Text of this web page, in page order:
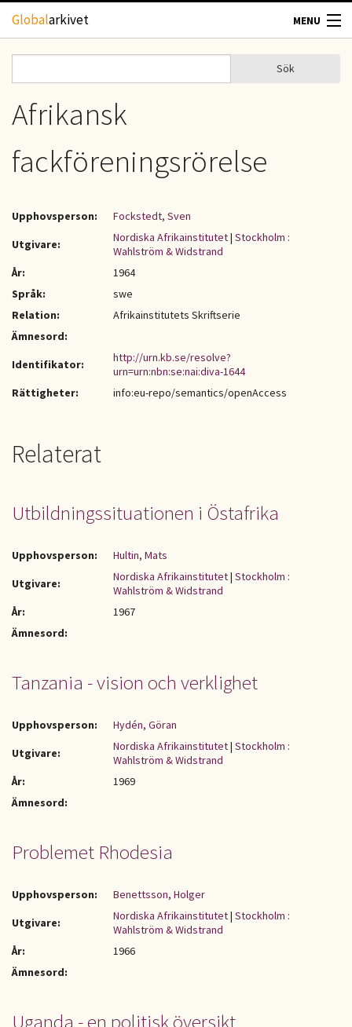
Hoppa till huvudinnehåll
Globalarkivet MENU
TIDSKRIFTER
GEOGRAFI
KONTAKT
Sökformulär
Sök
Afrikansk
fackföreningsrörelse
Upphovsperson:
Fockstedt, Sven
Utgivare:
Nordiska Afrikainstitutet| Stockholm :
Wahlström & Widstrand
År:
1964
Språk:
swe
Relation:
Afrikainstitutets Skriftserie
Ämnesord:
Identifikator:
http://urn.kb.se/resolve?
urn=urn:nbn:se:nai:diva-1644
Rättigheter:
info:eu-repo/semantics/openAccess
Relaterat
Utbildningssituationen i Östafrika
Upphovsperson:
Hultin, Mats
Utgivare:
Nordiska Afrikainstitutet| Stockholm :
Wahlström & Widstrand
År:
1967
Ämnesord:
Tanzania - vision och verklighet
Upphovsperson:
Hydén, Göran
Utgivare:
Nordiska Afrikainstitutet| Stockholm :
Wahlström & Widstrand
År:
1969
Ämnesord:
Problemet Rhodesia
Upphovsperson:
Benettsson, Holger
Utgivare:
Nordiska Afrikainstitutet| Stockholm :
Wahlström & Widstrand
År:
1966
Ämnesord:
Uganda - en politisk översikt